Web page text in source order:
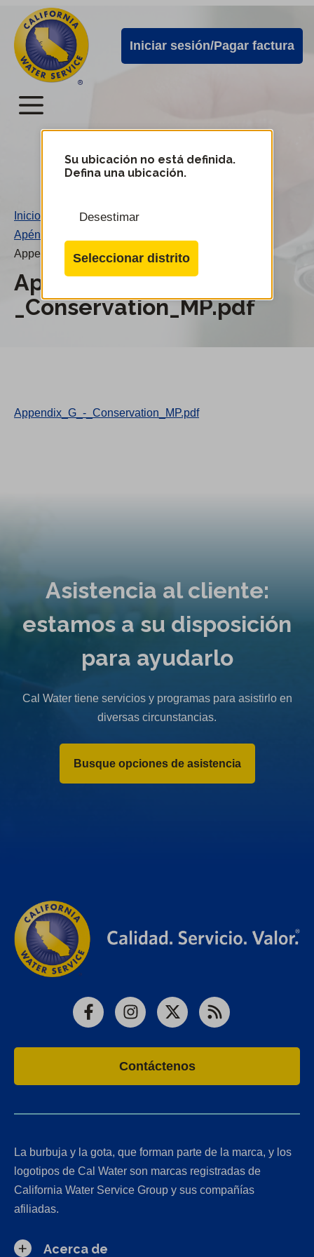
directamente
contenido
principal
Alertas
de
Cal
Water
Iniciar sesión/Pagar factura
Menú
Menú
servicio
móvil
de
Cal
Water
Su ubicación no está definida.
Defina una ubicación.
Desestimar
Seleccionar distrito
Inicio
Apéndice G - Plan maestro de conservación
Appendix_G_-_Conservation_MP.pdf
Appendix_G_-
_Conservation_MP.pdf
Appendix_G_-_Conservation_MP.pdf
Asistencia al cliente:
estamos a su disposición
para ayudarlo
Cal Water tiene servicios y programas para asistirlo en
diversas circunstancias.
Busque opciones de asistencia
FacebookInstagram
X RSS
Contáctenos
La burbuja y la gota, que forman parte de la marca, y los
logotipos de Cal Water son marcas registradas de
California Water Service Group y sus compañías
afiliadas.
Acerca de